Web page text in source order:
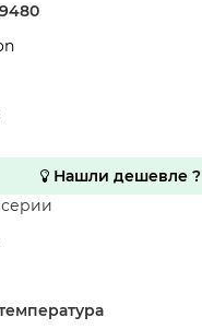
Нашли дешевле ?